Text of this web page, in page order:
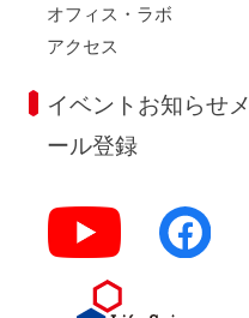
オフィス・ラボ
アクセス
イベントお知らせメ
ール登録